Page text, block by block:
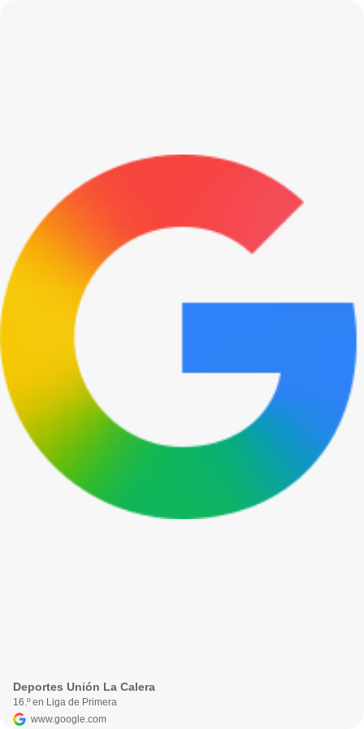
Deportes Unión La Calera
16.º en Liga de Primera
www.google.com